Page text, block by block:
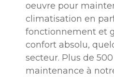
oeuvre pour
climatisation en
fonctionnement et
confort absolu,
secteur. Plus de
maintenance à